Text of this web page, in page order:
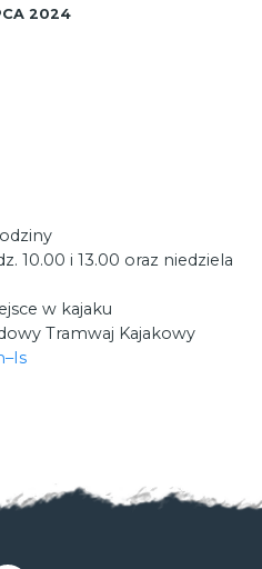
2024
10.00 i 13.00 oraz niedziela
w kajaku
Tramwaj Kajakowy